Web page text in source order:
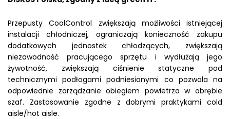
Przepusty CoolControl zwiększają możliwości istniejącej
instalacji chłodniczej, ograniczają konieczność zakupu
dodatkowych jednostek chłodzących, zwiększają
niezawodność pracującego sprzętu i wydłużają jego
żywotność, zwiększają ciśnienie statyczne pod
technicznymi podłogami podniesionymi co pozwala na
odpowiednie zarządzanie obiegiem powietrza w obrębie
szaf. Zastosowanie zgodne z dobrymi praktykami cold
aisle/hot aisle.